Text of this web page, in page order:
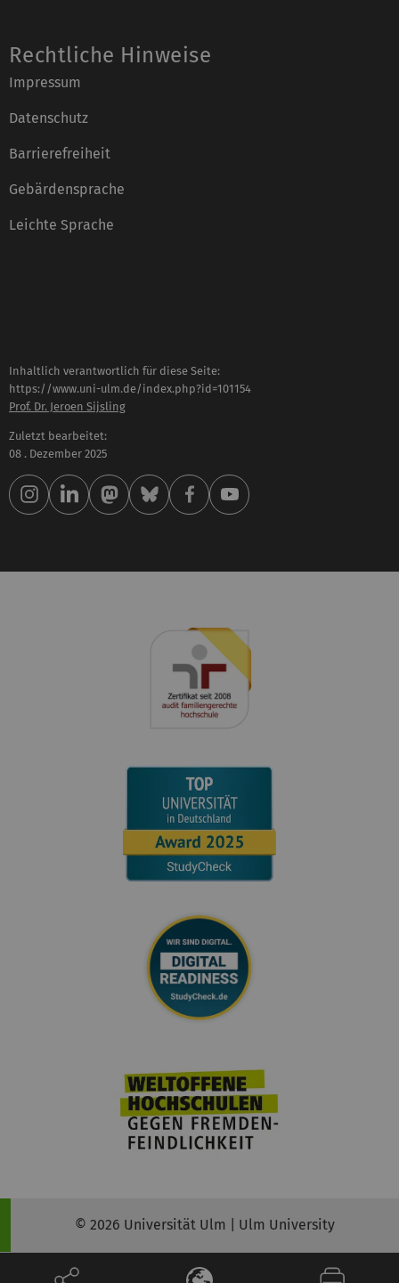
Rechtliche Hinweise
Impressum
Datenschutz
Barrierefreiheit
Gebärdensprache
Leichte Sprache
Inhaltlich verantwortlich für diese Seite:
https://www.uni-ulm.de/index.php?id=101154
Prof. Dr. Jeroen Sijsling
Zuletzt bearbeitet:
08 . Dezember 2025
© 2026 Universität Ulm | Ulm University